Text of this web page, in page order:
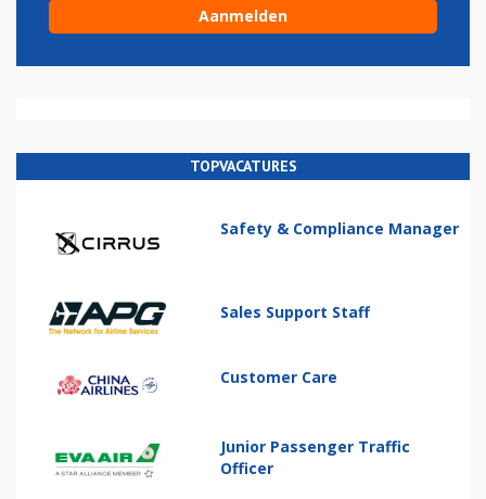
TOPVACATURES
Safety & Compliance Manager
Sales Support Staff
Customer Care
Junior Passenger Traffic
Officer